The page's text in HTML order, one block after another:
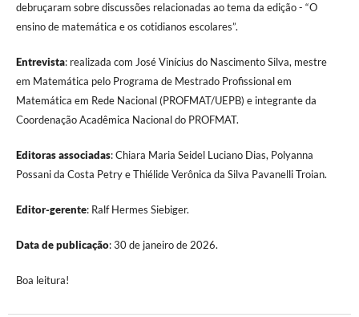
debruçaram sobre discussões relacionadas ao tema da edição - “O
ensino de matemática e os cotidianos escolares”.
Entrevista: realizada com José Vinícius do Nascimento Silva, mestre
em Matemática pelo Programa de Mestrado Profissional em
Matemática em Rede Nacional (PROFMAT/UEPB) e integrante da
Coordenação Acadêmica Nacional do PROFMAT.
Editoras associadas: Chiara Maria Seidel Luciano Dias, Polyanna
Possani da Costa Petry e Thiélide Verônica da Silva Pavanelli Troian.
Editor-gerente: Ralf Hermes Siebiger.
Data de publicação: 30 de janeiro de 2026.
Boa leitura!